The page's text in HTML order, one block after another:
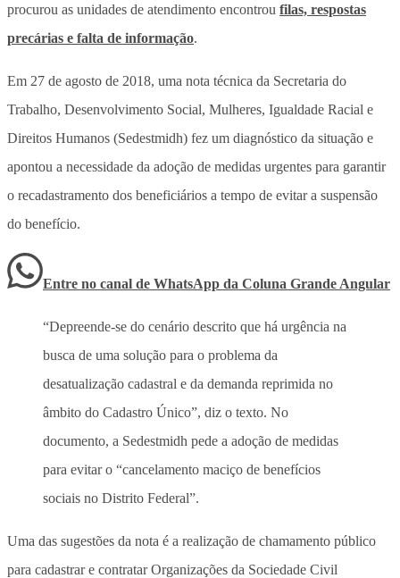
procurou as unidades de atendimento encontrou filas, respostas
precárias e falta de informação.
Em 27 de agosto de 2018, uma nota técnica da Secretaria do
Trabalho, Desenvolvimento Social, Mulheres, Igualdade Racial e
Direitos Humanos (Sedestmidh) fez um diagnóstico da situação e
apontou a necessidade da adoção de medidas urgentes para garantir
o recadastramento dos beneficiários a tempo de evitar a suspensão
do benefício.
Entre no canal de WhatsApp da Coluna Grande Angular
“Depreende-se do cenário descrito que há urgência na
busca de uma solução para o problema da
desatualização cadastral e da demanda reprimida no
âmbito do Cadastro Único”, diz o texto. No
documento, a Sedestmidh pede a adoção de medidas
para evitar o “cancelamento maciço de benefícios
sociais no Distrito Federal”.
Uma das sugestões da nota é a realização de chamamento público
para cadastrar e contratar Organizações da Sociedade Civil